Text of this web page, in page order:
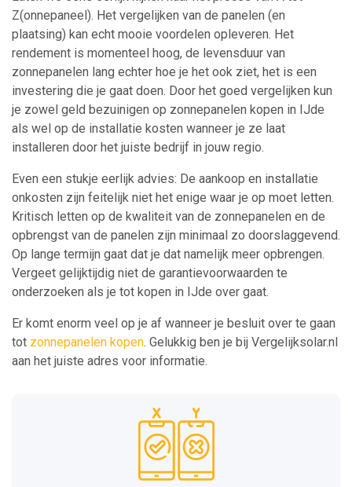
Z(onnepaneel). Het vergelijken van de panelen (en
plaatsing) kan echt mooie voordelen opleveren. Het
rendement is momenteel hoog, de levensduur van
zonnepanelen lang echter hoe je het ook ziet, het is een
investering die je gaat doen. Door het goed vergelijken kun
je zowel geld bezuinigen op zonnepanelen kopen in IJde
als wel op de installatie kosten wanneer je ze laat
installeren door het juiste bedrijf in jouw regio.
Even een stukje eerlijk advies: De aankoop en installatie
onkosten zijn feitelijk niet het enige waar je op moet letten.
Kritisch letten op de kwaliteit van de zonnepanelen en de
opbrengst van de panelen zijn minimaal zo doorslaggevend.
Op lange termijn gaat dat je dat namelijk meer opbrengen.
Vergeet gelijktijdig niet de garantievoorwaarden te
onderzoeken als je tot kopen in IJde over gaat.
Er komt enorm veel op je af wanneer je besluit over te gaan
tot zonnepanelen kopen. Gelukkig ben je bij Vergelijksolar.nl
aan het juiste adres voor informatie.